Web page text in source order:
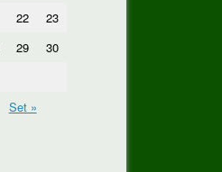
22
23
29
30
Set »